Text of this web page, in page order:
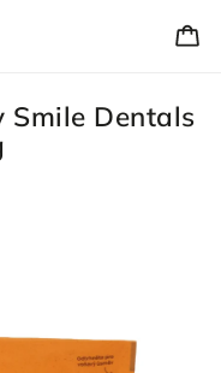
Dentals